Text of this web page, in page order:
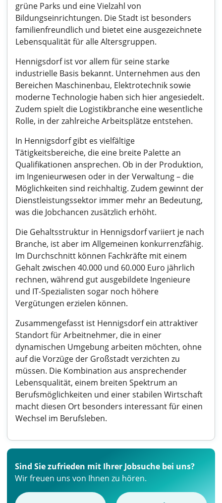
grüne Parks und eine Vielzahl von
Bildungseinrichtungen. Die Stadt ist besonders
familienfreundlich und bietet eine ausgezeichnete
Lebensqualität für alle Altersgruppen.
Hennigsdorf ist vor allem für seine starke
industrielle Basis bekannt. Unternehmen aus den
Bereichen Maschinenbau, Elektrotechnik sowie
moderne Technologie haben sich hier angesiedelt.
Zudem spielt die Logistikbranche eine wesentliche
Rolle, in der zahlreiche Arbeitsplätze entstehen.
In Hennigsdorf gibt es vielfältige
Tätigkeitsbereiche, die eine breite Palette an
Qualifikationen ansprechen. Ob in der Produktion,
im Ingenieurwesen oder in der Verwaltung – die
Möglichkeiten sind reichhaltig. Zudem gewinnt der
Dienstleistungssektor immer mehr an Bedeutung,
was die Jobchancen zusätzlich erhöht.
Die Gehaltsstruktur in Hennigsdorf variiert je nach
Branche, ist aber im Allgemeinen konkurrenzfähig.
Im Durchschnitt können Fachkräfte mit einem
Gehalt zwischen 40.000 und 60.000 Euro jährlich
rechnen, während gut ausgebildete Ingenieure
und IT-Spezialisten sogar noch höhere
Vergütungen erzielen können.
Zusammengefasst ist Hennigsdorf ein attraktiver
Standort für Arbeitnehmer, die in einer
dynamischen Umgebung arbeiten möchten, ohne
auf die Vorzüge der Großstadt verzichten zu
müssen. Die Kombination aus ansprechender
Lebensqualität, einem breiten Spektrum an
Berufsmöglichkeiten und einer stabilen Wirtschaft
macht diesen Ort besonders interessant für einen
Wechsel im Berufsleben.
Sind Sie zufrieden mit Ihrer Jobsuche bei uns?
Wir freuen uns von Ihnen zu hören.